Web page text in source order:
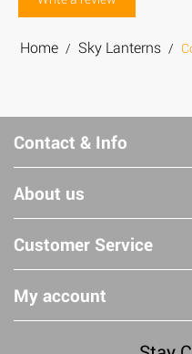
Home / Sky Lanterns /
Contact & Info
About us
Customer Service
My account